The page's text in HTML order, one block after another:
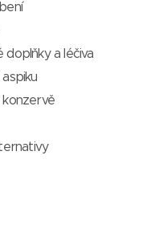
doplňky a léčiva
konzervě